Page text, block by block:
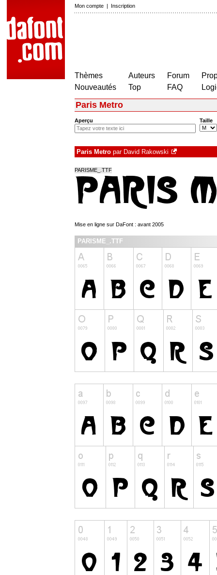
Mon compte | Inscription
Thèmes
Nouveautés
Auteurs
Top
Forum
FAQ
Paris Metro
Aperçu Taille
Paris Metro par David Rakowski
PARISME_.TTF
Mise en ligne sur DaFont : avant 2005
PARISME_.TTF